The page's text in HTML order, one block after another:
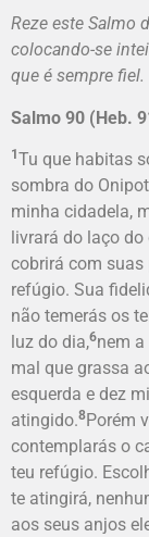
Reze este Salmo
colocando-se
que é sempre fiel.
Salmo 90 (Heb.
1 Tu que habitas
sombra do
minha cidadela,
livrará do laço do
cobrirá com
refúgio. Sua
não temerás os
luz do dia,6nem
mal que grassa
esquerda e dez
atingido.8Porém
contemplarás o
teu refúgio.
te atingirá,
aos seus anjos